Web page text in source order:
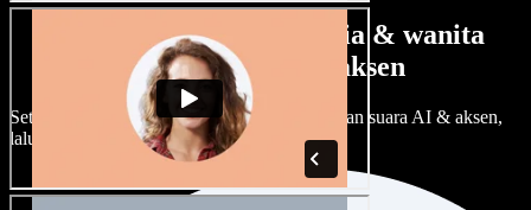
Banyak pilihan suara pria & wanita
dengan berbagai aksen
Setiap proyek bisa terdengar beda. Pilih ratusan suara AI & aksen,
lalu sesuaikan sesuka Anda.